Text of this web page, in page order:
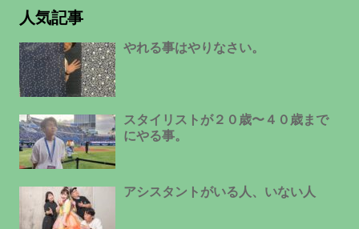
人気記事
やれる事はやりなさい。
スタイリストが２０歳〜４０歳まで
にやる事。
アシスタントがいる人、いない人